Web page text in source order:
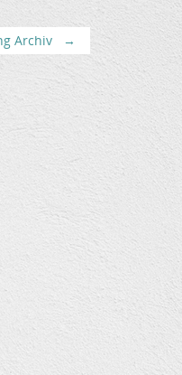
Archiv
→